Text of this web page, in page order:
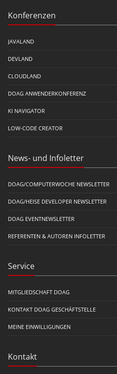
Konferenzen
JAVALAND
DEVLAND
CLOUDLAND
DOAG ANWENDERKONFERENZ
KI NAVIGATOR
LOW-CODE CREATOR
News- und Infoletter
DOAG/COMPUTERWOCHE NEWSLETTER
DOAG/HEISE DEVELOPER NEWSLETTER
DOAG EVENTNEWSLETTER
REFERENTEN & AUTOREN INFOLETTER
Service
MITGLIEDSCHAFT DOAG
KONTAKT DOAG GESCHÄFTSTELLE
MEINE EINWILLIGUNGEN
Kontakt